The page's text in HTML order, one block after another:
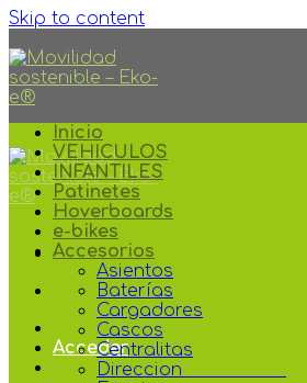
Skip to content
Acceder
Inicio
VEHICULOS
INFANTILES
Patinetes
Hoverboards
e-bikes
Accesorios
Asientos
Baterías
Cargadores
Cascos
Centralitas
Direccion